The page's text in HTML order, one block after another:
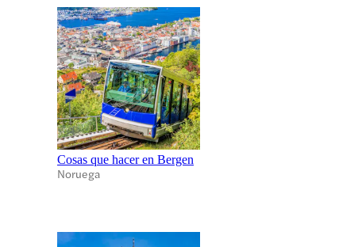
Cosas que hacer en Bergen
Noruega